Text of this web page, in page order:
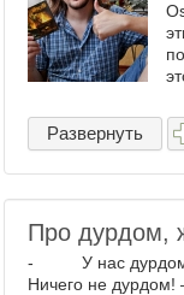
Развернуть
Про дурдом,
- У нас дурдом!
Ничего не